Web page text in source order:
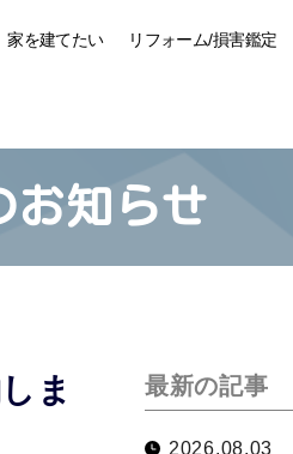
家を建てたい リフォーム/損害鑑定
お知らせ
ま
最新の記事
2026.08.03